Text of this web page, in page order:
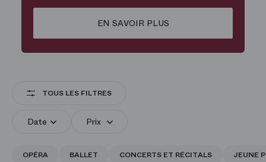
EN SAVOIR PLUS
TOUS LES FILTRES
Date Prix
OPÉRA BALLET CONCERTS ET RÉCITALS JEUNE